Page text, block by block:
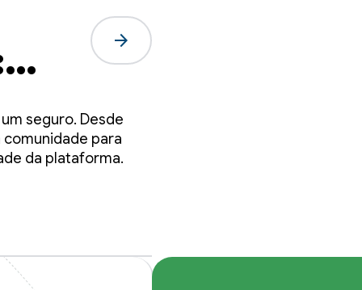
arrow_forward
seguro. Desde
para
da plataforma.